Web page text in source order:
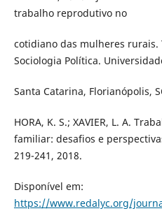
trabalho reprodutivo no
cotidiano das mulheres rurais.
Sociologia Política.
Santa Catarina, Florianópolis,
HORA, K. S.; XAVIER, L. A.
familiar: desafios e
219-241, 2018.
Disponível em:
https://www.redalyc.org/